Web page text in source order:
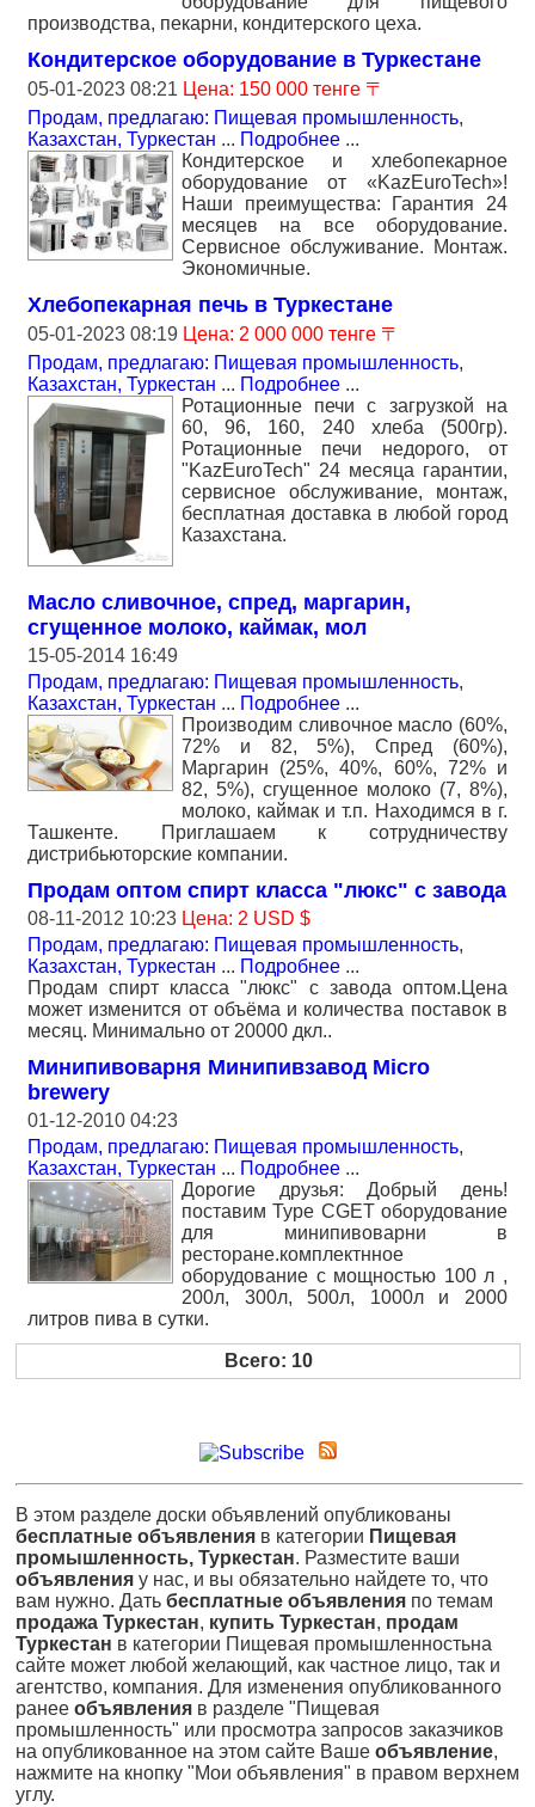
производства, пекарни, кондитерского цеха.
Кондитерское оборудование в Туркестане
05-01-2023 08:21 Цена: 150 000 тенге 〒
Продам, предлагаю: Пищевая промышленность,
Казахстан, Туркестан ... Подробнее ...
Кондитерское и хлебопекарное
оборудование от «KazEuroTech»!
Наши преимущества: Гарантия 24
месяцев на все оборудование.
Сервисное обслуживание. Монтаж.
Экономичные.
Хлебопекарная печь в Туркестане
05-01-2023 08:19 Цена: 2 000 000 тенге 〒
Продам, предлагаю: Пищевая промышленность,
Казахстан, Туркестан ... Подробнее ...
Ротационные печи с загрузкой на
60, 96, 160, 240 хлеба (500гр).
Ротационные печи недорого, от
"KazEuroTech" 24 месяца гарантии,
сервисное обслуживание, монтаж,
бесплатная доставка в любой город
Казахстана.
Масло сливочное, спред, маргарин,
сгущенное молоко, каймак, мол
15-05-2014 16:49
Продам, предлагаю: Пищевая промышленность,
Казахстан, Туркестан ... Подробнее ...
Производим сливочное масло (60%,
72% и 82, 5%), Спред (60%),
Маргарин (25%, 40%, 60%, 72% и
82, 5%), сгущенное молоко (7, 8%),
молоко, каймак и т.п. Находимся в г.
Ташкенте. Приглашаем к сотрудничеству
дистрибьюторские компании.
Продам оптом спирт класса "люкс" с завода
08-11-2012 10:23 Цена: 2 USD $
Продам, предлагаю: Пищевая промышленность,
Казахстан, Туркестан ... Подробнее ...
Продам спирт класса "люкс" с завода оптом.Цена
может изменится от объёма и количества поставок в
месяц. Минимально от 20000 дкл..
Минипивоварня Минипивзавод Micro
brewery
01-12-2010 04:23
Продам, предлагаю: Пищевая промышленность,
Казахстан, Туркестан ... Подробнее ...
Дорогие друзья: Добрый день!
поставим Type CGET оборудование
для минипивоварни в
ресторане.комплектнное
оборудование с мощностью 100 л ,
200л, 300л, 500л, 1000л и 2000
литров пива в сутки.
Всего: 10
В этом разделе доски объявлений опубликованы
бесплатные объявления в категории Пищевая
промышленность, Туркестан. Разместите ваши
объявления у нас, и вы обязательно найдете то, что
вам нужно. Дать бесплатные объявления по темам
продажа Туркестан, купить Туркестан, продам
Туркестан в категории Пищевая промышленностьна
сайте может любой желающий, как частное лицо, так и
агентство, компания. Для изменения опубликованного
ранее объявления в разделе "Пищевая
промышленность" или просмотра запросов заказчиков
на опубликованное на этом сайте Ваше объявление,
нажмите на кнопку "Мои объявления" в правом верхнем
углу.